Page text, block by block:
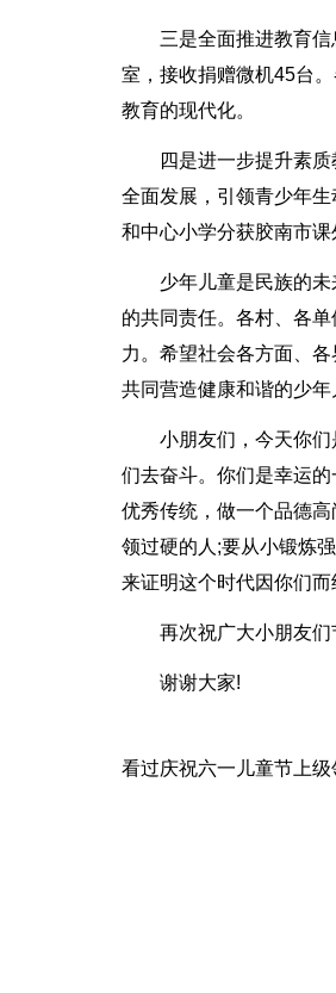
三是全面推进教育
室，接收捐赠微机45台
教育的现代化。
四是进一步提升素
全面发展，引领青少年
和中心小学分获胶南市课
少年儿童是民族的
的共同责任。各村、各
力。希望社会各方面、
共同营造健康和谐的少
小朋友们，今天你
们去奋斗。你们是幸运
优秀传统，做一个品德
领过硬的人;要从小锻炼
来证明这个时代因你们
再次祝广大小朋友们
谢谢大家!
看过庆祝六一儿童节上级